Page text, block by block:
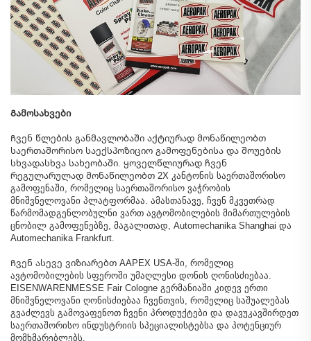
Გამოსახვები
Ჩვენ წლების განმავლობაში აქტიურად მონაწილეობთ
საერთაშორისო საექსპოზიციო გამოფენებისა და შოუების
სხვადასხვა სახეობაში. ყოველწლიურად ჩვენ
რეგულარულად მონაწილეობთ 2X კანტონის საერთაშორისო
გამოფენაში, რომელიც საერთაშორისო ვაჭრობის
მნიშვნელოვანი პლატფორმაა. ამასთანავე, ჩვენ მკვეთრად
წარმომადგენლობულნი ვართ ავტომობილების მიმართულების
ცნობილ გამოფენებზე, მაგალითად, Automechanika Shanghai და
Automechanika Frankfurt.
Ჩვენ ასევე ვიზიარებთ AAPEX USA-ში, რომელიც
ავტომობილების სფეროში უმაღლესი დონის ღონისძიებაა.
EISENWARENMESSE Fair Cologne გერმანიაში კიდევ ერთი
მნიშვნელოვანი ღონისძიებაა ჩვენთვის, რომელიც საშუალებას
გვაძლევს გამოვაფენოთ ჩვენი პროდუქტები და დავუკავშირდეთ
საერთაშორისო ინდუსტრიის სპეციალისტებსა და პოტენციურ
მომხმარებლებს.